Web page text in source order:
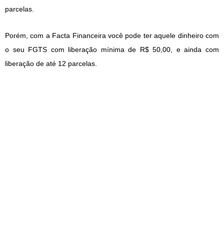
parcelas.
Porém, com a Facta Financeira você pode ter aquele dinheiro com
o seu FGTS com liberação mínima de R$ 50,00, e ainda com
liberação de até 12 parcelas.